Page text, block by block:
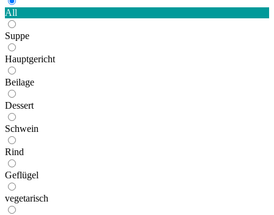
All
Suppe
Hauptgericht
Beilage
Dessert
Schwein
Rind
Geflügel
vegetarisch